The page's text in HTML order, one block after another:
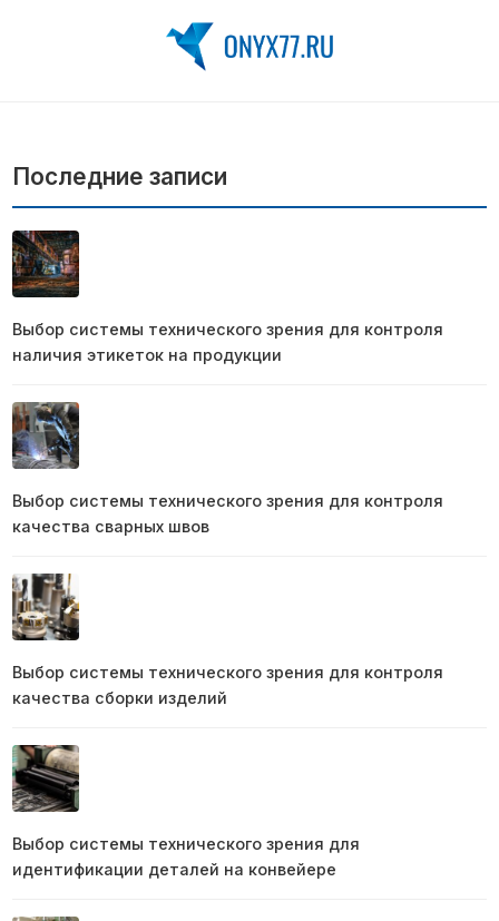
Последние записи
Выбор системы технического зрения для контроля
наличия этикеток на продукции
Выбор системы технического зрения для контроля
качества сварных швов
Выбор системы технического зрения для контроля
качества сборки изделий
Выбор системы технического зрения для
идентификации деталей на конвейере